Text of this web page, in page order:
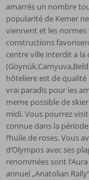
amarrés un nombre
popularité de Kemer
viennent et les
constructions
centre ville interdit a la
hôteliere est de qualité
vrai paradis pour les
meme possible de
midi. Vous pourrez
connue dans la
l‘huile de roses. Vous
d‘Olympos avec ses
renommées sont
annuel „Anatolian